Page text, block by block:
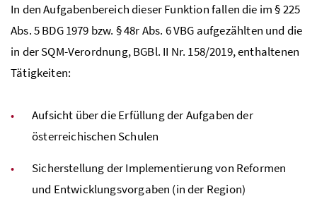
In den Aufgabenbereich dieser Funktion fallen die im§225
Abs. 5BDG1979 bzw. §48rAbs. 6VBG aufgezählten und die
in derSQM-Verordnung,BGBl. II Nr. 158/2019, enthaltenen
Tätigkeiten:
Aufsicht über die Erfüllung der Aufgaben der
österreichischen Schulen
Sicherstellung der Implementierung von Reformen
und Entwicklungsvorgaben (in der Region)